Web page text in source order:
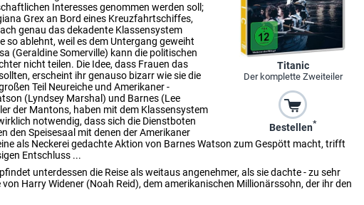
Titanic
Der komplette Zweiteiler
Bestellen*
Interesses genommen werden soll;
Grex an Bord eines Kreuzfahrtschiffes,
genau das dekadente Klassensystem
so ablehnt, weil es dem Untergang geweiht
(Geraldine Somerville) kann die politischen
nicht teilen. Die Idee, dass Frauen das
erscheint ihr genauso bizarr wie sie die
Teil Neureiche und Amerikaner -
(Lyndsey Marshal) und Barnes (Lee
der Mantons, haben mit dem Klassensystem
notwendig, dass sich die Dienstboten
den Speisesaal mit denen der Amerikaner
als Neckerei gedachte Aktion von Barnes Watson zum Gespött macht, trifft
Entschluss ...
unterdessen die Reise als weitaus angenehmer, als sie dachte - zu sehr
von Harry Widener (Noah Reid), dem amerikanischen Millionärssohn, der ihr den